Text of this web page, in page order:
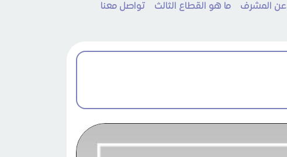
عن المشرف ما هو القطاع الثالث تواصل معنا